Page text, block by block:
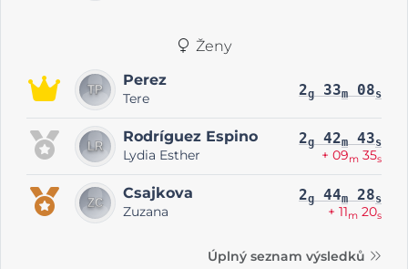
Ženy
Perez
Tere 2g 33m 08s
Rodríguez Espino
Lydia Esther
2g 42m 43s
+ 09m 35s
Csajkova
Zuzana
2g 44m 28s
+ 11m 20s
Úplný seznam výsledků